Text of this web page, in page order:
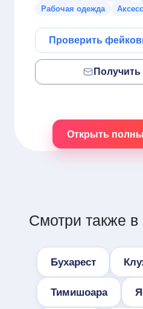
Рабочая одежда
Проверить
Получить
Открыть
Смотри также в
Бухарест
Тимишоара